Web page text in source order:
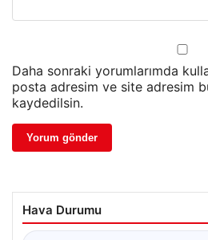
Daha sonraki yorumlarımda
posta adresim ve site adresim
kaydedilsin.
Hava Durumu